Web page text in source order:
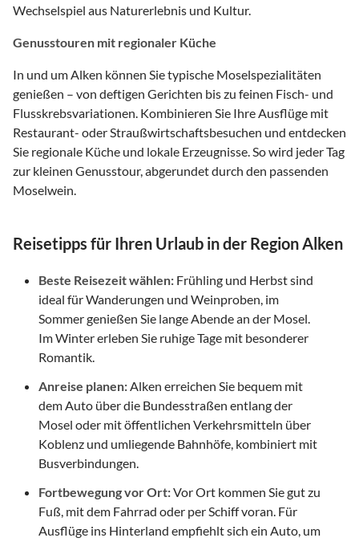
Wechselspiel aus Naturerlebnis und Kultur.
Genusstouren mit regionaler Küche
In und um Alken können Sie typische Moselspezialitäten
genießen – von deftigen Gerichten bis zu feinen Fisch- und
Flusskrebsvariationen. Kombinieren Sie Ihre Ausflüge mit
Restaurant- oder Straußwirtschaftsbesuchen und entdecken
Sie regionale Küche und lokale Erzeugnisse. So wird jeder Tag
zur kleinen Genusstour, abgerundet durch den passenden
Moselwein.
Reisetipps für Ihren Urlaub in der Region Alken
Beste Reisezeit wählen: Frühling und Herbst sind
ideal für Wanderungen und Weinproben, im
Sommer genießen Sie lange Abende an der Mosel.
Im Winter erleben Sie ruhige Tage mit besonderer
Romantik.
Anreise planen:Alken erreichen Sie bequem mit
dem Auto über die Bundesstraßen entlang der
Mosel oder mit öffentlichen Verkehrsmitteln über
Koblenz und umliegende Bahnhöfe, kombiniert mit
Busverbindungen.
Fortbewegung vor Ort:Vor Ort kommen Sie gut zu
Fuß, mit dem Fahrrad oder per Schiff voran. Für
Ausflüge ins Hinterland empfiehlt sich ein Auto, um